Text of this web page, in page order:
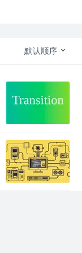
默认顺序